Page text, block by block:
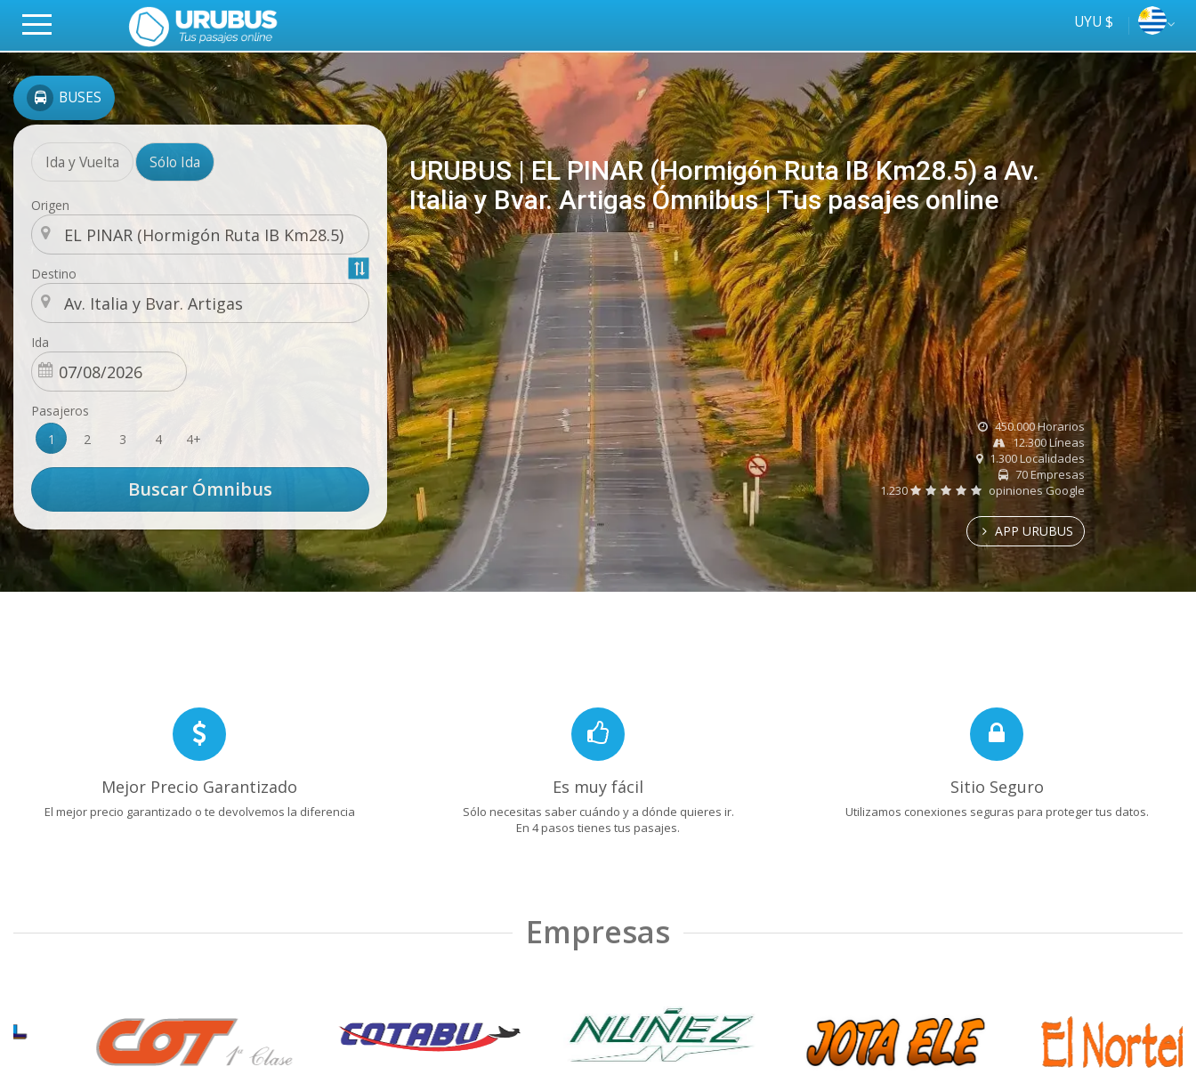
UYU $
BUSES
Ida y Vuelta Sólo Ida
Origen
Destino
Ida
Pasajeros
1
2 3 4 4+
URUBUS | EL PINAR (Hormigón Ruta IB Km28.5) a Av.
Italia y Bvar. Artigas Ómnibus | Tus pasajes online
online
Tus
ómnibus
450.000 Horarios
12.300 Líneas
1.300 Localidades
70 Empresas
1.230
opiniones Google
APP URUBUS
Mejor Precio Garantizado
El mejor precio garantizado o te devolvemos la diferencia
Es muy fácil
Sólo necesitas saber cuándo y a dónde quieres ir.
En 4 pasos tienes tus pasajes.
Sitio Seguro
Utilizamos conexiones seguras para proteger tus datos.
Empresas